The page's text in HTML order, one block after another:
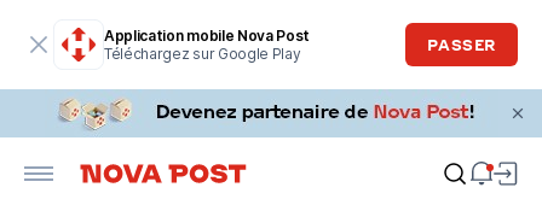
Application mobile Nova Post
Téléchargez sur Google Play
PASSER